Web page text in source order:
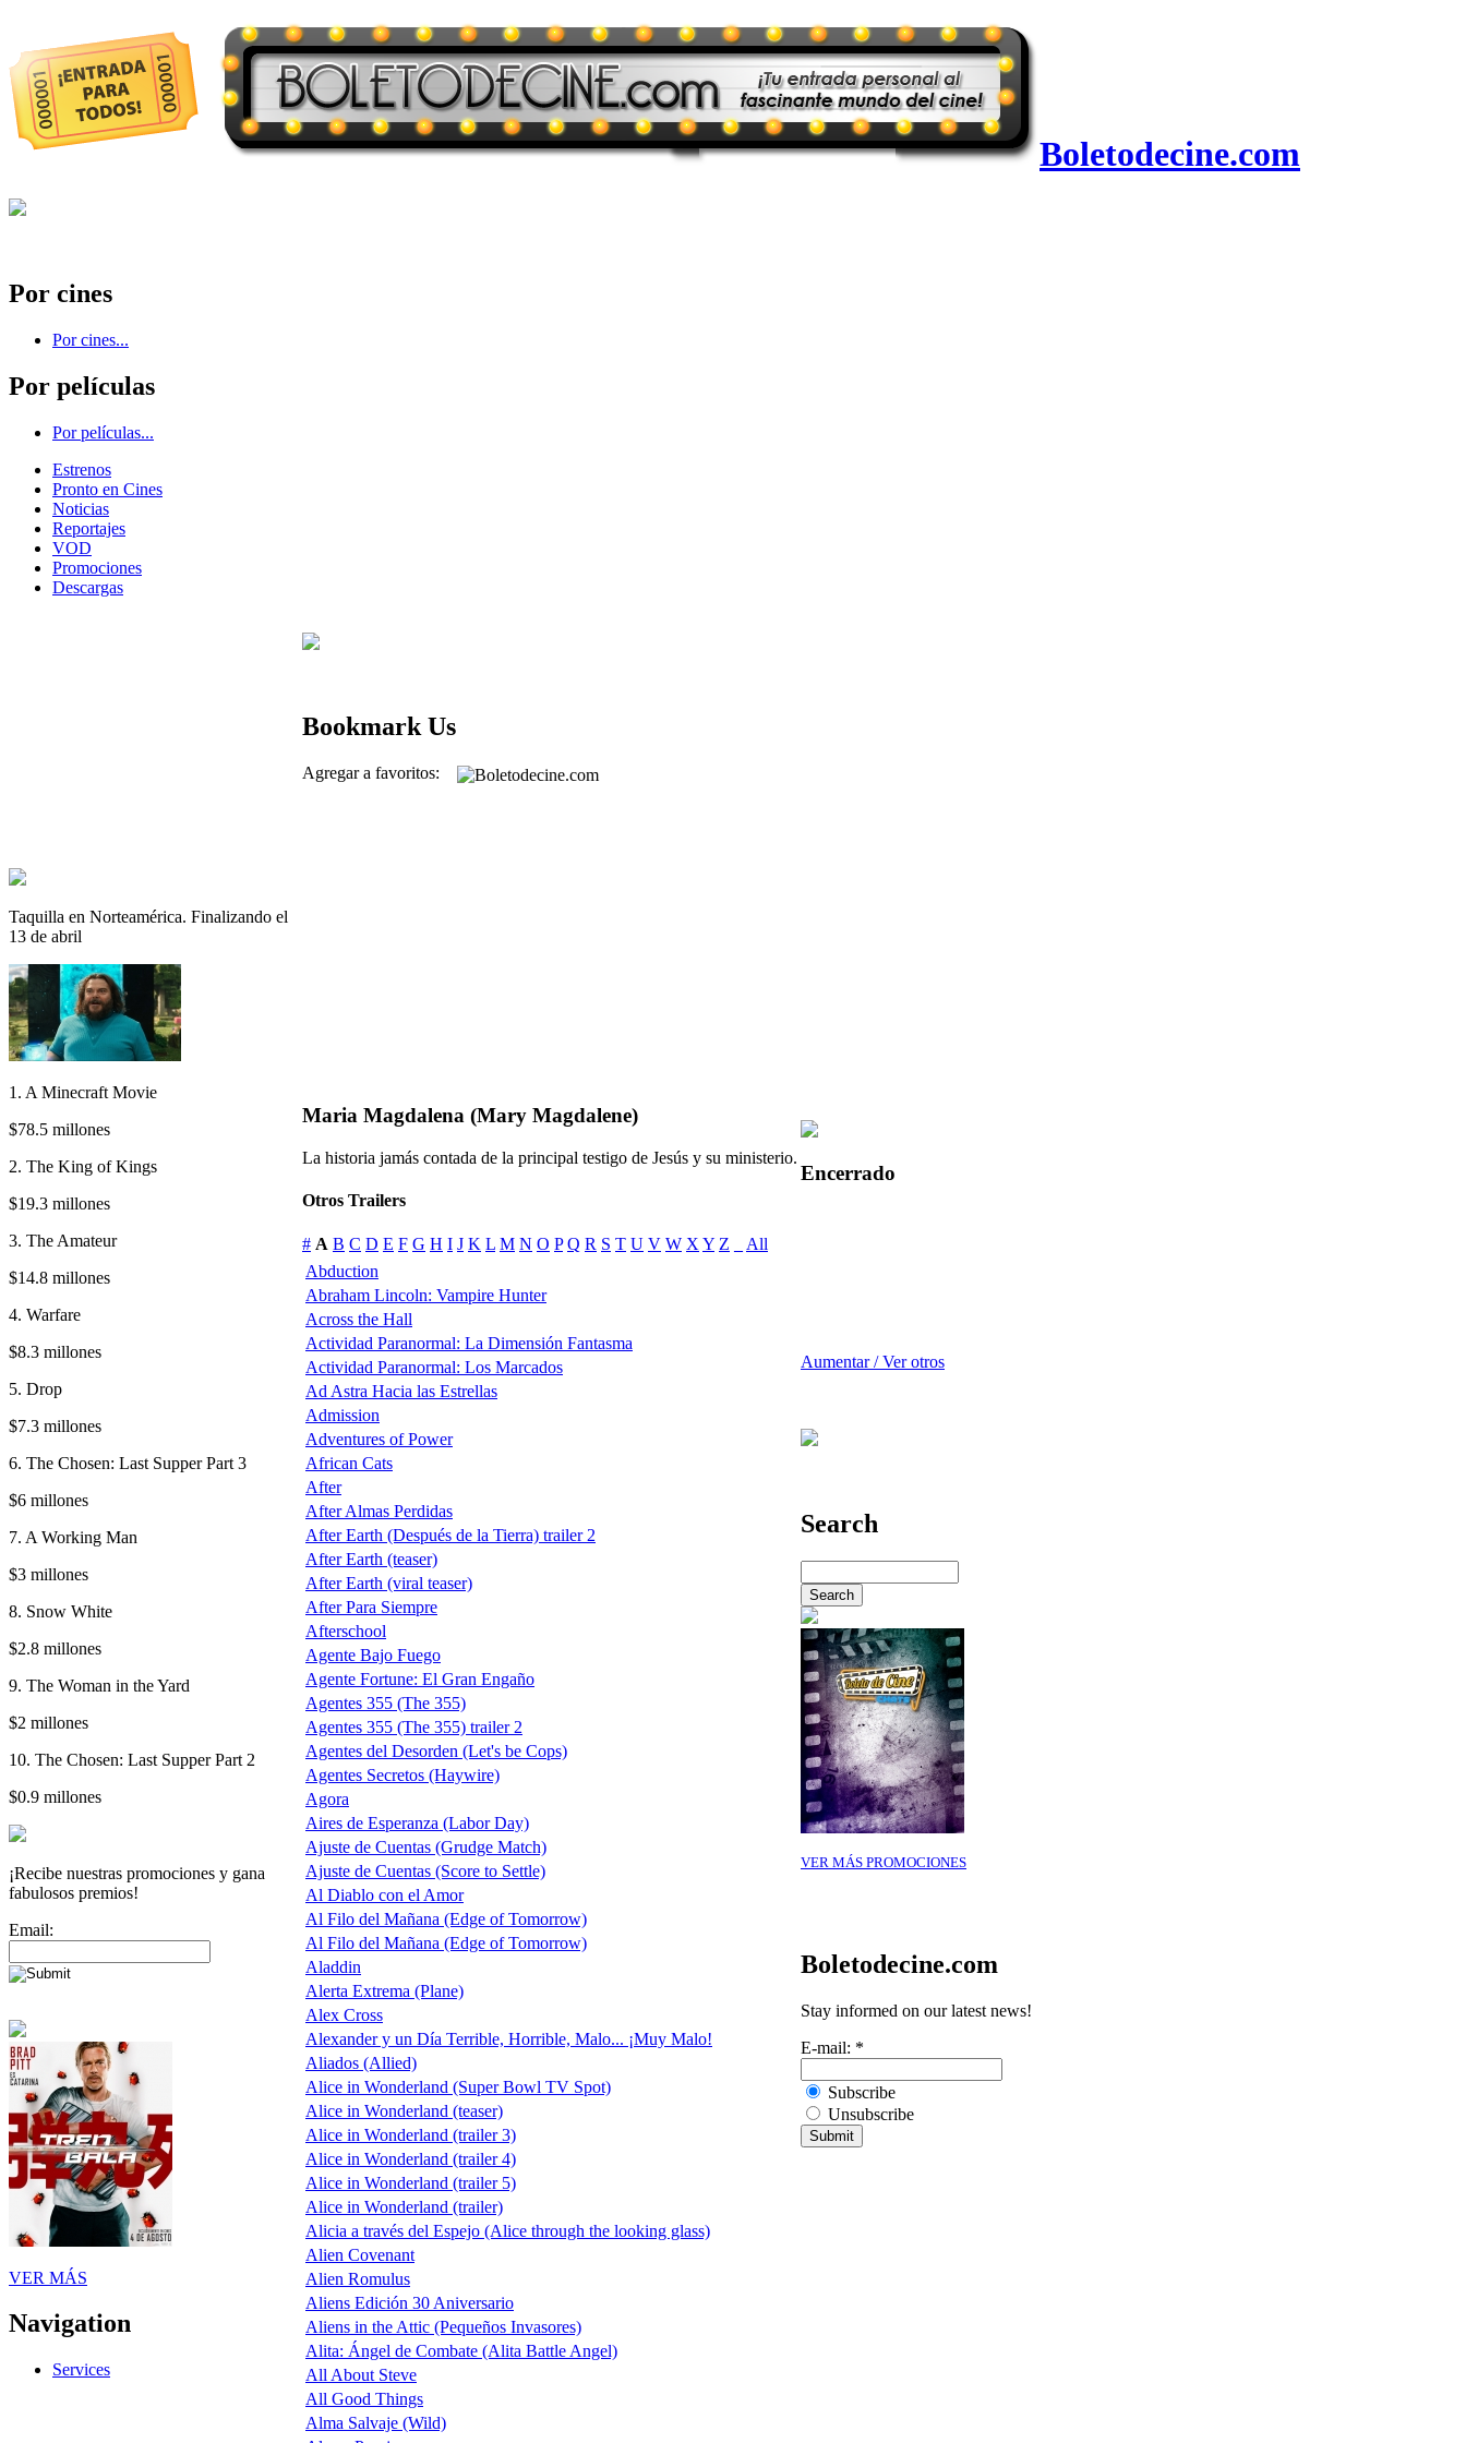
Boletodecine.com
Por cines
Por cines...
Por películas
Por películas...
Estrenos
Pronto en Cines
Noticias
Reportajes
VOD
Promociones
Descargas
Taquilla en Norteamérica. Finalizando el
13 de abril
1. A Minecraft Movie
$78.5 millones
2. The King of Kings
$19.3 millones
3. The Amateur
$14.8 millones
4. Warfare
$8.3 millones
5. Drop
$7.3 millones
6. The Chosen: Last Supper Part 3
$6 millones
7. A Working Man
$3 millones
8. Snow White
$2.8 millones
9. The Woman in the Yard
$2 millones
10. The Chosen: Last Supper Part 2
$0.9 millones
¡Recibe nuestras promociones y gana
fabulosos premios!
Email:
VER MÁS
Navigation
Services
Bookmark Us
Agregar a favoritos:
Maria Magdalena (Mary Magdalene)
La historia jamás contada de la principal testigo de Jesús y su ministerio.
Otros Trailers
# A B C D E F G H I J K L M N O P Q R S T U V W X Y Z
All
Abduction
Abraham Lincoln: Vampire Hunter
Across the Hall
Actividad Paranormal: La Dimensión Fantasma
Actividad Paranormal: Los Marcados
Ad Astra Hacia las Estrellas
Admission
Adventures of Power
African Cats
After
After Almas Perdidas
After Earth (Después de la Tierra) trailer 2
After Earth (teaser)
After Earth (viral teaser)
After Para Siempre
Afterschool
Agente Bajo Fuego
Agente Fortune: El Gran Engaño
Agentes 355 (The 355)
Agentes 355 (The 355) trailer 2
Agentes del Desorden (Let's be Cops)
Agentes Secretos (Haywire)
Agora
Aires de Esperanza (Labor Day)
Ajuste de Cuentas (Grudge Match)
Ajuste de Cuentas (Score to Settle)
Al Diablo con el Amor
Al Filo del Mañana (Edge of Tomorrow)
Al Filo del Mañana (Edge of Tomorrow)
Aladdin
Alerta Extrema (Plane)
Alex Cross
Alexander y un Día Terrible, Horrible, Malo... ¡Muy Malo!
Aliados (Allied)
Alice in Wonderland (Super Bowl TV Spot)
Alice in Wonderland (teaser)
Alice in Wonderland (trailer 3)
Alice in Wonderland (trailer 4)
Alice in Wonderland (trailer 5)
Alice in Wonderland (trailer)
Alicia a través del Espejo (Alice through the looking glass)
Alien Covenant
Alien Romulus
Aliens Edición 30 Aniversario
Aliens in the Attic (Pequeños Invasores)
Alita: Ángel de Combate (Alita Battle Angel)
All About Steve
All Good Things
Alma Salvaje (Wild)
Encerrado
Aumentar / Ver otros
Search
VER MÁS PROMOCIONES
Boletodecine.com
Stay informed on our latest news!
E-mail: *
Subscribe
Unsubscribe